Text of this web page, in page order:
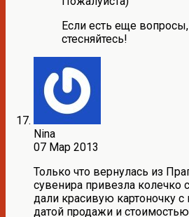
Если есть еще
стесняйтесь!
Nina
07 Мар 2013
Только что вернулась из
сувенира привезла колечко
дали красивую картоночку
датой продажи и